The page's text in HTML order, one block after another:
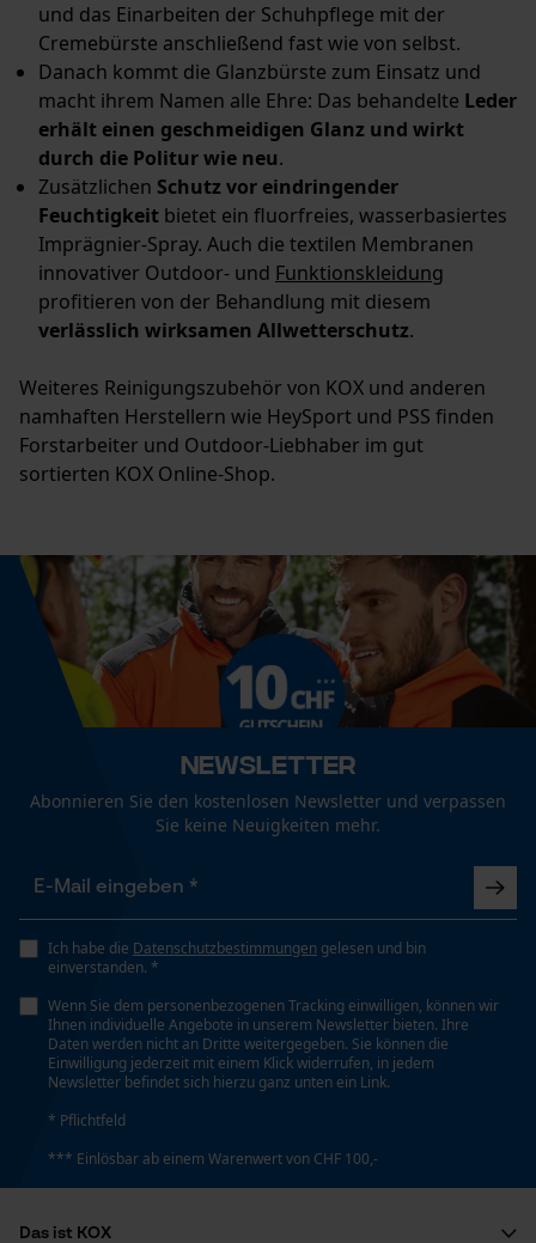
und das Einarbeiten der Schuhpflege mit der
Cremebürste anschließend fast wie von selbst.
Danach kommt die Glanzbürste zum Einsatz und
macht ihrem Namen alle Ehre: Das behandelte Leder
erhält einen geschmeidigen Glanz und wirkt
durch die Politur wie neu.
Zusätzlichen Schutz vor eindringender
Feuchtigkeit bietet ein fluorfreies, wasserbasiertes
Imprägnier-Spray. Auch die textilen Membranen
innovativer Outdoor- und Funktionskleidung
profitieren von der Behandlung mit diesem
verlässlich wirksamen Allwetterschutz.
Weiteres Reinigungszubehör von KOX und anderen
namhaften Herstellern wie HeySport und PSS finden
Forstarbeiter und Outdoor-Liebhaber im gut
sortierten KOX Online-Shop.
Newsletter
Abonnieren Sie den kostenlosen Newsletter und verpassen
Sie keine Neuigkeiten mehr.
Ich habe die Datenschutzbestimmungen gelesen und bin
einverstanden. *
Wenn Sie dem personenbezogenen Tracking einwilligen, können wir
Ihnen individuelle Angebote in unserem Newsletter bieten. Ihre
Daten werden nicht an Dritte weitergegeben. Sie können die
Einwilligung jederzeit mit einem Klick widerrufen, in jedem
Newsletter befindet sich hierzu ganz unten ein Link.
* Pflichtfeld
*** Einlösbar ab einem Warenwert von CHF 100,-
Das ist KOX